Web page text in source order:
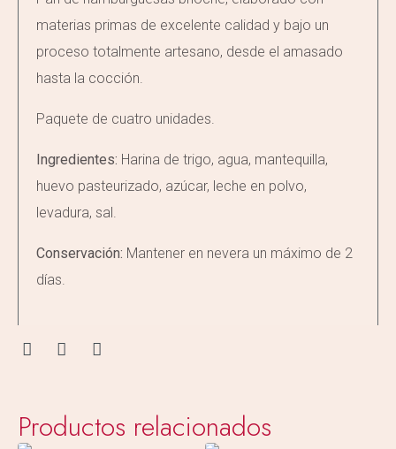
materias primas de excelente calidad y bajo un
proceso totalmente artesano, desde el amasado
hasta la cocción.
Paquete de cuatro unidades.
Ingredientes: Harina de trigo, agua, mantequilla,
huevo pasteurizado, azúcar, leche en polvo,
levadura, sal.
Conservación: Mantener en nevera un máximo de 2
días.
Productos relacionados